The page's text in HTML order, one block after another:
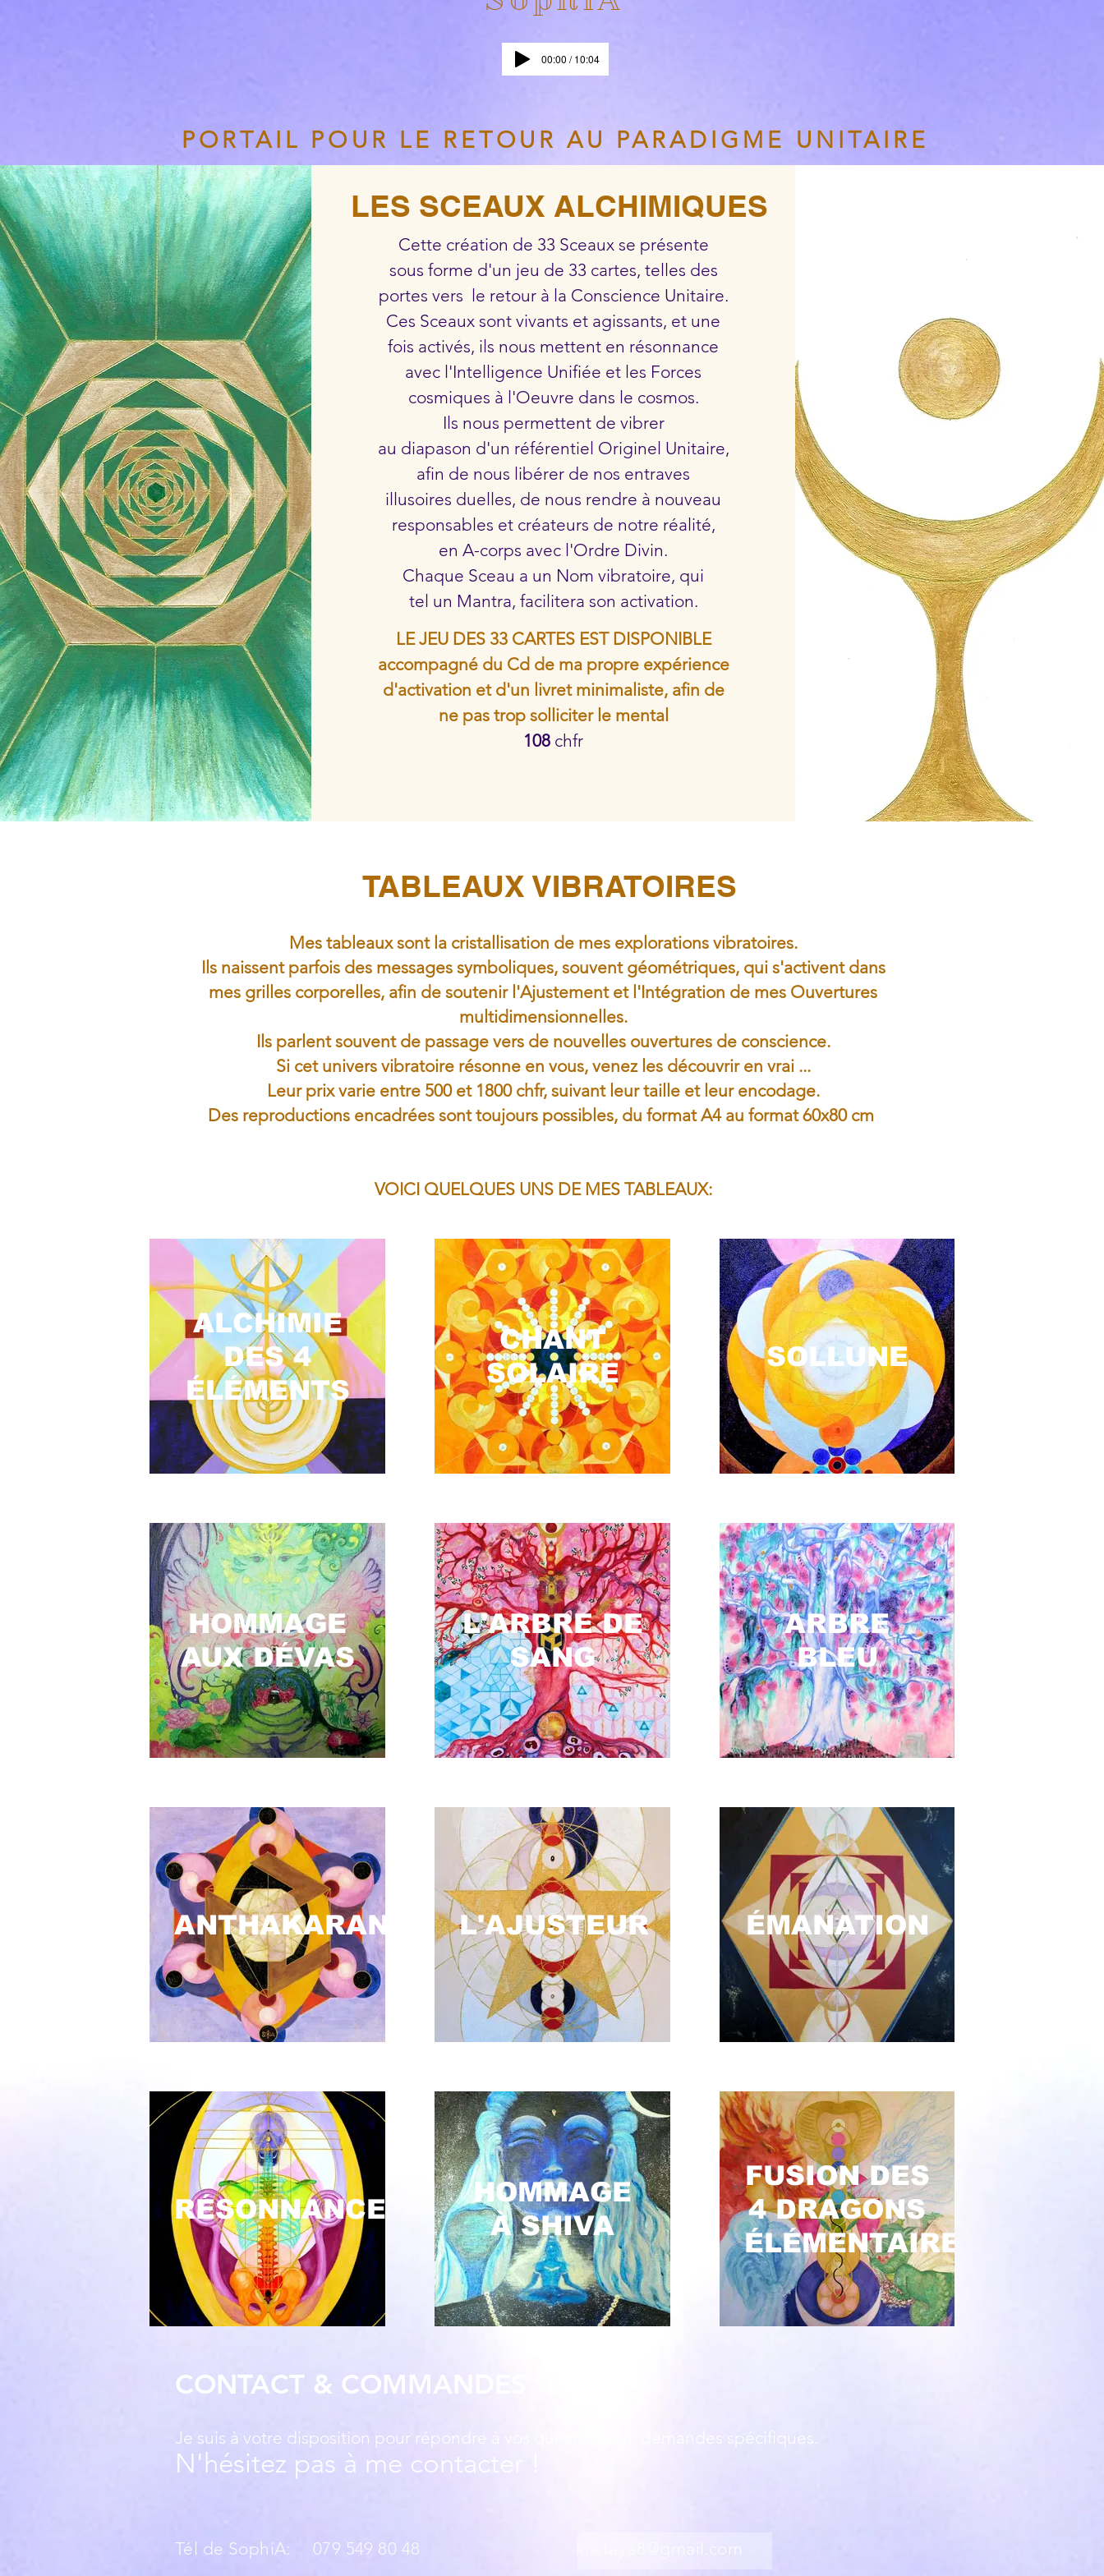
00:00 / 10:04
PORTAIL POUR LE RETOUR AU PARADIGME UNITAIRE
LES SCEAUX ALCHIMIQUES
Cette création de 33 Sceaux se présente
sous forme d'un jeu de 33 cartes, telles des
portes vers le retour à la Conscience Unitaire.
Ces Sceaux sont vivants et agissants, et une
fois activés, ils nous mettent en résonnance
avec l'Intelligence Unifiée et les Forces
cosmiques à l'Oeuvre dans le cosmos.
Ils nous permettent de vibrer
au diapason d'un référentiel Originel Unitaire,
afin de nous libérer de nos entraves
illusoires duelles, de nous rendre à nouveau
responsables et créateurs de notre réalité,
en A-corps avec l'Ordre Divin.
Chaque Sceau a un Nom vibratoire, qui
tel un Mantra, facilitera son activation.
LE JEU DES 33 CARTES EST DISPONIBLE
accompagné du Cd de ma propre expérience
d'activation et d'un livret minimaliste, afin de
ne pas trop solliciter le mental
108 chfr
TABLEAUX VIBRATOIRES
Mes tableaux sont la cristallisation de mes explorations vibratoires.
Ils naissent parfois des messages symboliques, souvent géométriques, qui s'activent dans
mes grilles corporelles, afin de soutenir l'Ajustement et l'Intégration de mes Ouvertures
multidimensionnelles.
Ils parlent souvent de passage vers de nouvelles ouvertures de conscience.
Si cet univers vibratoire résonne en vous, venez les découvrir en vrai ...
Leur prix varie entre 500 et 1800 chfr, suivant leur taille et leur encodage.
Des reproductions encadrées sont toujours possibles, du format A4 au format 60x80 cm
VOICI QUELQUES UNS DE MES TABLEAUX:
ALCHIMIE
DES 4
ÉLÉMENTS
CHANT
SOLAIRE
SOLLUNE
HOMMAGE
AUX DÉVAS
L'ARBRE DE
SANG
ARBRE
BLEU
ANTHAKARANA L'AJUSTEUR ÉMANATION
RÉSONNANCE
HOMMAGE
À SHIVA
FUSION DES
4 DRAGONS
ÉLÉMENTAIRES
CONTACT & COMMANDES
Je suis à votre disposition pour répondre à vos questions ou demandes spécifiques.
N'hésitez pas à me contacter !
Tél de SophiA: 079 549 80 48​ kristaya8@gmail.com